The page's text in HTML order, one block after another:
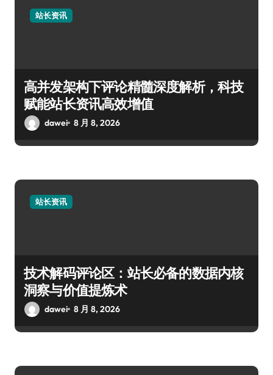
站长资讯
高并发架构下评论精髓深度解析，科技
赋能站长资讯高效增值
dawei 8 月 8, 2026
站长资讯
技术解码评论区：站长必备的数据内核
洞察与价值提炼术
dawei 8 月 8, 2026